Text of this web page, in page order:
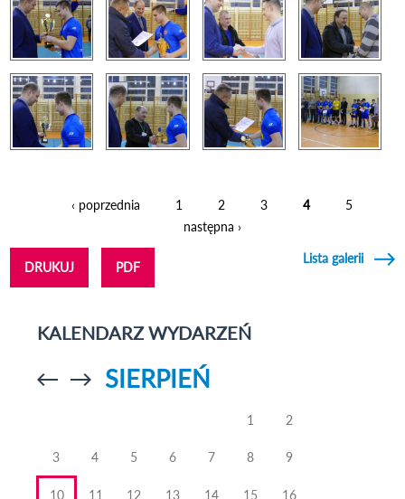
‹ poprzednia 1 2 3 4
5
następna ›
DRUKUJ PDF
Lista galerii
KALENDARZ WYDARZEŃ
Przejdź doPrzejdź do
SIERPIEŃ
1 2
3 4 5 6 7 8 9
10 11 12 13 14 15 16